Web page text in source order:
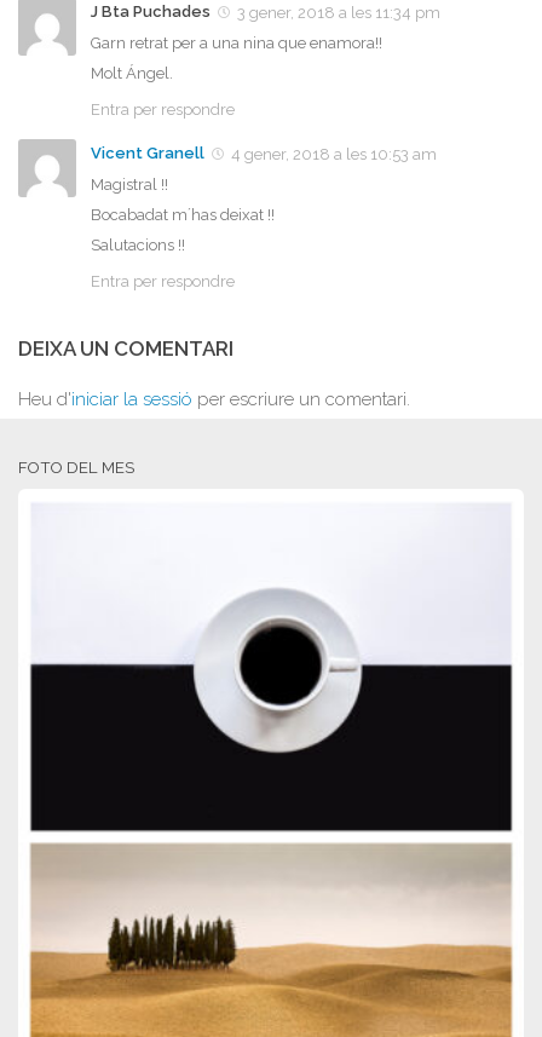
J Bta Puchades
3 gener, 2018 a les 11:34 pm
Garn retrat per a una nina que enamora!!
Molt Ángel.
Entra per respondre
Vicent Granell
4 gener, 2018 a les 10:53 am
Magistral !!
Bocabadat m´has deixat !!
Salutacions !!
Entra per respondre
DEIXA UN COMENTARI
Heu d'iniciar la sessió per escriure un comentari.
FOTO DEL MES